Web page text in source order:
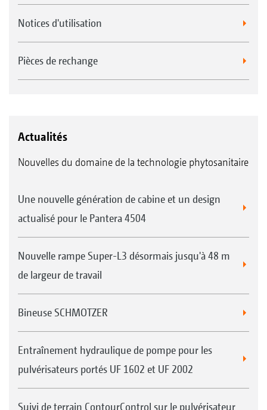
Notices d'utilisation
Pièces de rechange
Actualités
Nouvelles du domaine de la technologie phytosanitaire
Une nouvelle génération de cabine et un design
actualisé pour le Pantera 4504
Nouvelle rampe Super-L3 désormais jusqu'à 48 m
de largeur de travail
Bineuse SCHMOTZER
Entraînement hydraulique de pompe pour les
pulvérisateurs portés UF 1602 et UF 2002
Suivi de terrain ContourControl sur le pulvérisateur